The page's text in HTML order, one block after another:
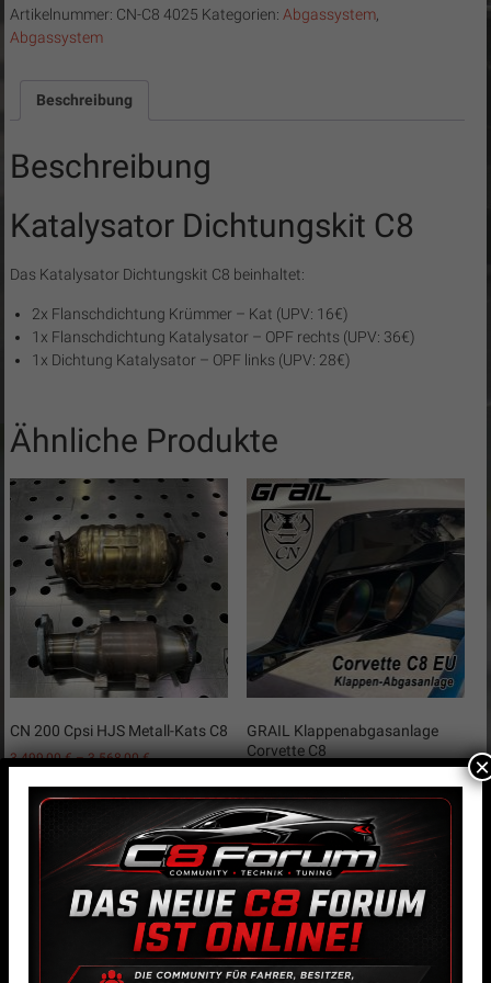
Artikelnummer: CN-C8 4025 Kategorien: Abgassystem,
Abgassystem
Beschreibung
Beschreibung
Katalysator Dichtungskit C8
Das Katalysator Dichtungskit C8 beinhaltet:
2x Flanschdichtung Krümmer – Kat (UPV: 16€)
1x Flanschdichtung Katalysator – OPF rechts (UPV: 36€)
1x Dichtung Katalysator – OPF links (UPV: 28€)
Ähnliche Produkte
CN 200 Cpsi HJS Metall-Kats C8
3.499,00€–3.568,00€
GRAIL Klappenabgasanlage
Corvette C8
×